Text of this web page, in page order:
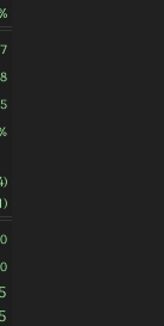
0
0